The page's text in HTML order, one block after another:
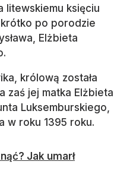
litewskiemu księciu
krótko po porodzie
Elżbieta
królową została
zaś jej matka Elżbieta
Luksemburskiego,
w roku 1395 roku.
Jak umarł